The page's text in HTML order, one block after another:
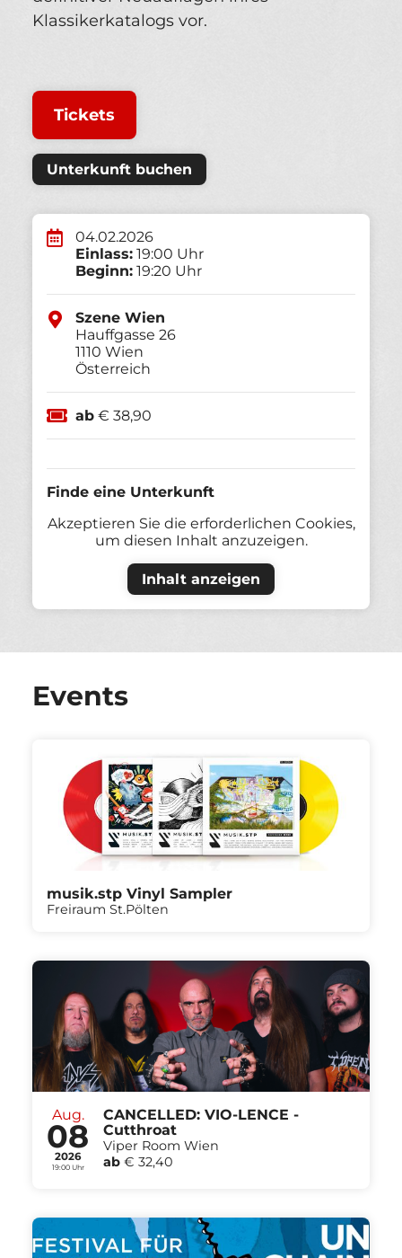
Klassikerkatalogs vor.
Tickets
Unterkunft buchen
04.02.2026
Einlass: 19:00 Uhr
Beginn: 19:20 Uhr
Szene Wien
Hauffgasse 26
1110 Wien
Österreich
ab € 38,90
Finde eine Unterkunft
Akzeptieren Sie die erforderlichen Cookies,
um diesen Inhalt anzuzeigen.
Inhalt anzeigen
Events
musik.stp Vinyl Sampler
Freiraum St.Pölten
Aug.
08
2026
19:00 Uhr
CANCELLED: VIO-LENCE -
Cutthroat
Viper Room Wien
ab € 32,40